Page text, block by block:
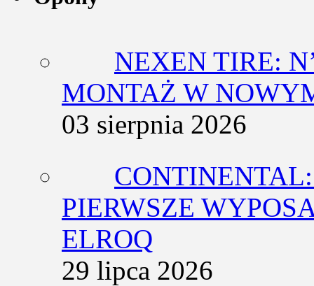
NEXEN TIRE:
MONTAŻ W
03 sierpnia 2026
PIERWSZE
ELROQ
29 lipca 2026